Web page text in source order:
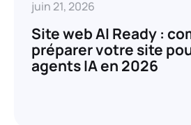
juin 21, 2026
Site web AI Ready :
préparer votre site
agents IA en 2026